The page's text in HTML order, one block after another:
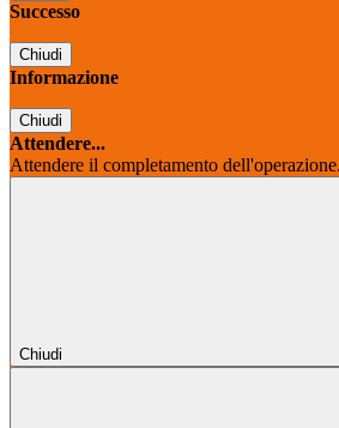
Successo
Chiudi
Informazione
Chiudi
Attendere...
Attendere il completamento
Chiudi